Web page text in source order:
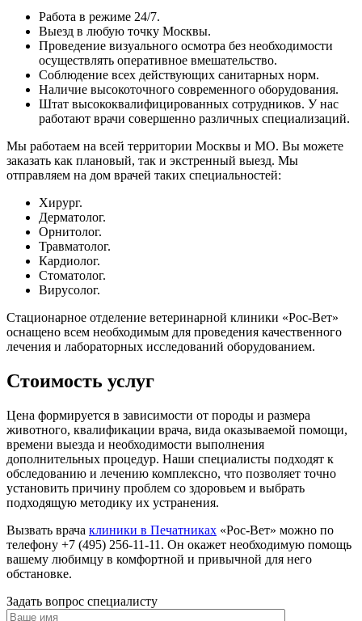
Работа в режиме 24/7.
Выезд в любую точку Москвы.
Проведение визуального осмотра без необходимости
осуществлять оперативное вмешательство.
Соблюдение всех действующих санитарных норм.
Наличие высокоточного современного оборудования.
Штат высококвалифицированных сотрудников. У нас
работают врачи совершенно различных специализаций.
Мы работаем на всей территории Москвы и МО. Вы можете
заказать как плановый, так и экстренный выезд. Мы
отправляем на дом врачей таких специальностей:
Хирург.
Дерматолог.
Орнитолог.
Травматолог.
Кардиолог.
Стоматолог.
Вирусолог.
Стационарное отделение ветеринарной клиники «Рос-Вет»
оснащено всем необходимым для проведения качественного
лечения и лабораторных исследований оборудованием.
Стоимость услуг
Цена формируется в зависимости от породы и размера
животного, квалификации врача, вида оказываемой помощи,
времени выезда и необходимости выполнения
дополнительных процедур. Наши специалисты подходят к
обследованию и лечению комплексно, что позволяет точно
установить причину проблем со здоровьем и выбрать
подходящую методику их устранения.
Вызвать врача клиники в Печатниках «Рос-Вет» можно по
телефону +7 (495) 256-11-11. Он окажет необходимую помощь
вашему любимцу в комфортной и привычной для него
обстановке.
Задать вопрос специалисту